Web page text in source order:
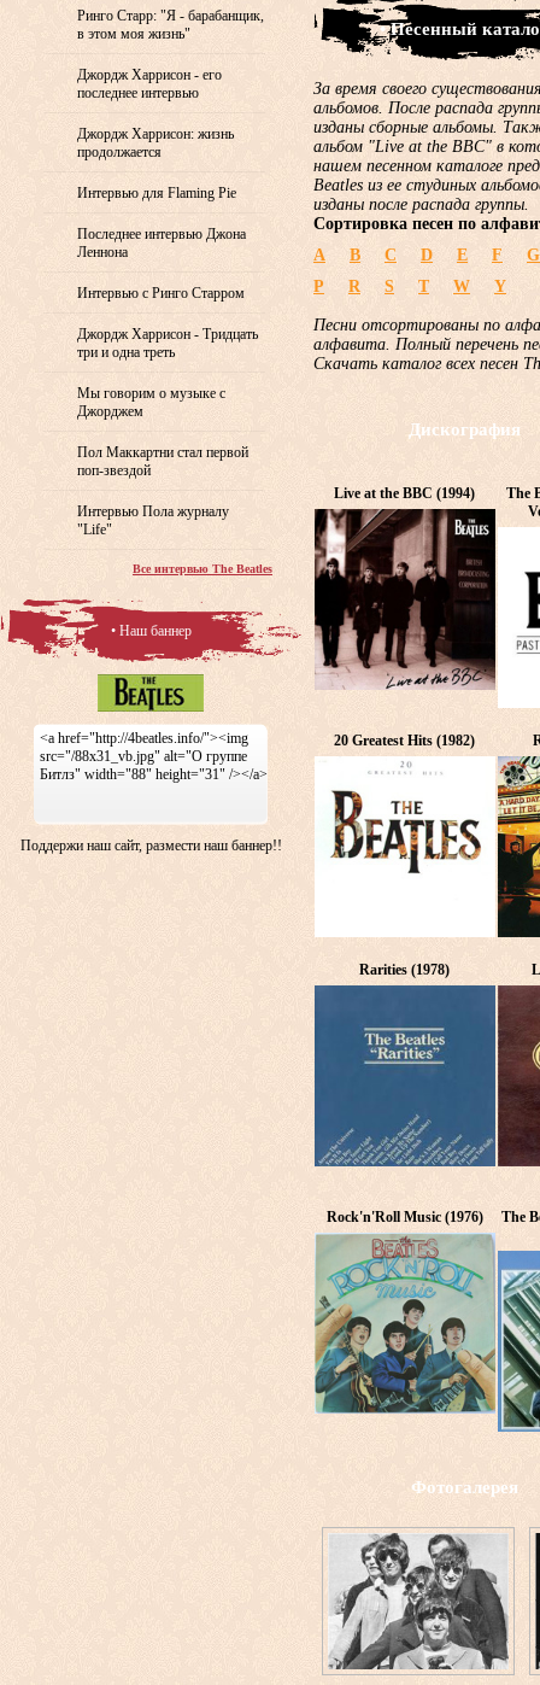
• Песенный
За время своего
альбомов. После распада
изданы сборные альбомы.
альбом "Live at the BBC" в
нашем песенном каталоге
Beatles из ее студиных
изданы после распада группы.
Сортировка песен по
A
B C D E F
G
P
R S T W Y
Песни отсортированы по
алфавита. Полный перечень
Скачать каталог всех песен
Дискография
Live at the BBC (1994)
The
20 Greatest Hits (1982)
Rarities (1978)
Rock'n'Roll Music (1976) The
Фотогалерея
Ринго Старр: "Я - барабанщик,
в этом моя жизнь"
Джордж Харрисон - его
последнее интервью
Джордж Харрисон: жизнь
продолжается
Интервью для Flaming Pie
Последнее интервью Джона
Леннона
Интервью с Ринго Старром
Джордж Харрисон - Тридцать
три и одна треть
Мы говорим о музыке с
Джорджем
Пол Маккартни стал первой
поп-звездой
Интервью Пола журналу
"Life"
Все интервью The Beatles
• Наш баннер
<a href="http://4beatles.info/"><img
src="/88x31_vb.jpg" alt="О группе
Битлз" width="88" height="31" /></a>
Поддержи наш сайт, размести наш баннер!!